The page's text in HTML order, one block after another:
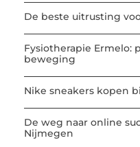
De beste uitrusting
Fysiotherapie Ermelo:
beweging
Nike sneakers kopen
De weg naar online
Nijmegen